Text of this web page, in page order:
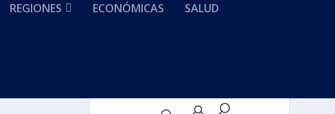
REGIONES ECONÓMICAS SALUD